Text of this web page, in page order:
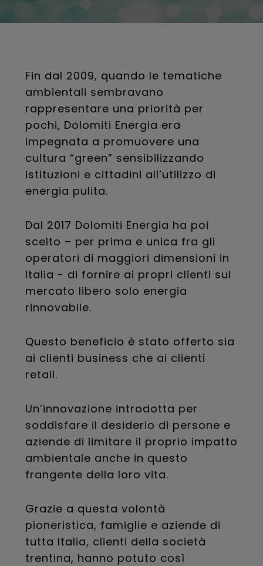
Fin dal 2009, quando le tematiche
ambientali sembravano
rappresentare una priorità per
pochi, Dolomiti Energia era
impegnata a promuovere una
cultura “green” sensibilizzando
istituzioni e cittadini all’utilizzo di
energia pulita.
Dal 2017 Dolomiti Energia ha poi
scelto – per prima e unica fra gli
operatori di maggiori dimensioni in
Italia - di fornire ai propri clienti sul
mercato libero solo energia
rinnovabile.
Questo beneficio è stato offerto sia
ai clienti business che ai clienti
retail.
Un’innovazione introdotta per
soddisfare il desiderio di persone e
aziende di limitare il proprio impatto
ambientale anche in questo
frangente della loro vita.
Grazie a questa volontà
pioneristica, famiglie e aziende di
tutta Italia, clienti della società
trentina, hanno potuto così